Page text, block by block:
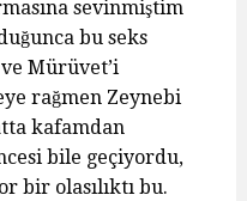
sevinmiştim
bu seks
Mürüvet’i
rağmen Zeynebi
kafamdan
bile geçiyordu,
bir olasılıktı bu.